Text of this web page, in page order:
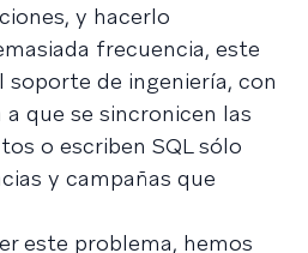
y hacerlo
frecuencia, este
soporte de ingeniería, con
que se sincronicen las
o escriben SQL sólo
y campañas que
este problema, hemos